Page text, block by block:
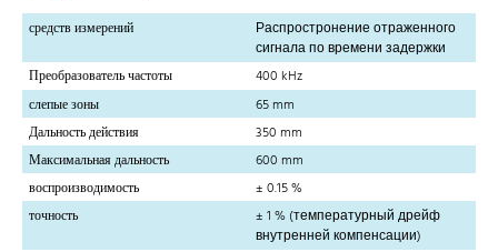
средств измерений
Распростронение отраженного
сигнала по времени задержки
Преобразователь частоты
400 kHz
слепые зоны
65 mm
Дальность действия
350 mm
Максимальная дальность
600 mm
воспроизводимость
± 0.15 %
точность
± 1 % (температурный дрейф
внутренней компенсации)